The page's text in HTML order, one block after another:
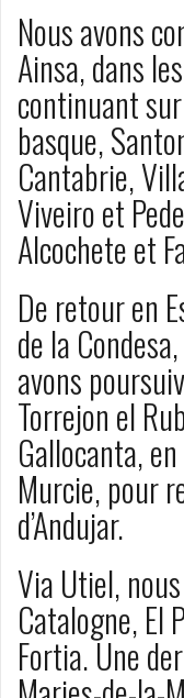
Nous avons
Ainsa, dans
continuant
basque,
Cantabrie,
Viveiro et
Alcochete et
De retour en
de la
avons
Torrejon el
Gallocanta,
Murcie, pour
d’Andujar.
Via Utiel,
Catalogne, El
Fortia. Une